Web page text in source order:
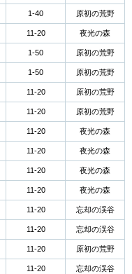
1-40 原初の荒野
11-20 夜光の森
1-50 原初の荒野
1-50 原初の荒野
11-20 原初の荒野
11-20 原初の荒野
11-20 夜光の森
11-20 夜光の森
11-20 夜光の森
11-20 夜光の森
11-20 忘却の渓谷
11-20 忘却の渓谷
11-20 原初の荒野
11-20 忘却の渓谷